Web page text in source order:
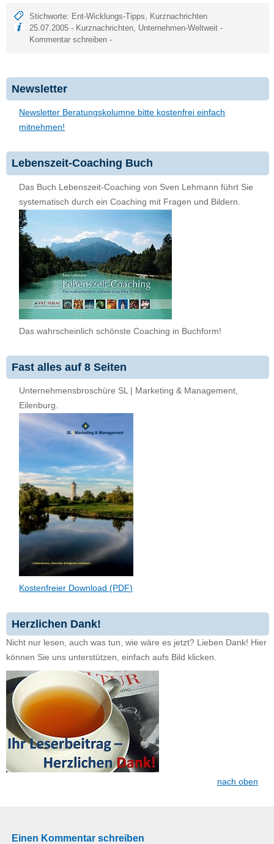
Stichworte: Ent-Wicklungs-Tipps, Kurznachrichten
25.07.2005 - Kurznachrichten, Unternehmen-Weltweit -
Kommentar schreiben -
Newsletter
Newsletter Beratungskolumne bitte kostenfrei einfach
mitnehmen!
Lebenszeit-Coaching Buch
Das Buch Lebenszeit-Coaching von Sven Lehmann führt Sie
systematisch durch ein Coaching mit Fragen und Bildern.
Das wahrscheinlich schönste Coaching in Buchform!
Fast alles auf 8 Seiten
Unternehmensbroschüre SL | Marketing & Management,
Eilenburg.
Kostenfreier Download (PDF)
Herzlichen Dank!
Nicht nur lesen, auch was tun, wie wäre es jetzt? Lieben Dank! Hier
können Sie uns unterstützen, einfach aufs Bild klicken.
nach oben
Einen Kommentar schreiben